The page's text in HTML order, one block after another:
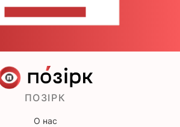
ПОЗІРК
О нас